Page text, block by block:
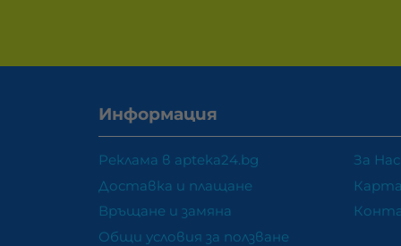
Информация
Реклама в apteka24.bg
Доставка и плащане
Връщане и замяна
Общи условия за ползване
За Нас